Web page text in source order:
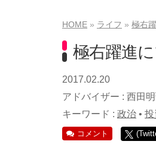
HOME ライフ 極右
極右躍進
2017.02.20
アドバイザー : 西田
キーワード : 政治 • 投
コメント